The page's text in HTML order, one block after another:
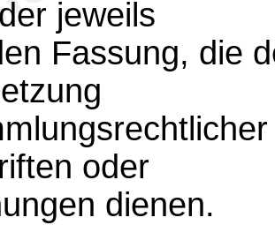
jeweils
Fassung, die
oder
dienen.